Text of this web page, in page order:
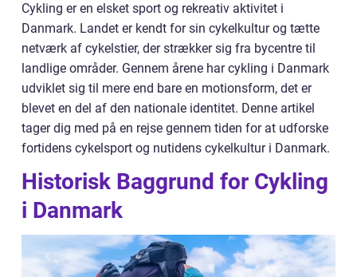
Cykling er en elsket sport og rekreativ aktivitet i
Danmark. Landet er kendt for sin cykelkultur og tætte
netværk af cykelstier, der strækker sig fra bycentre til
landlige områder. Gennem årene har cykling i Danmark
udviklet sig til mere end bare en motionsform, det er
blevet en del af den nationale identitet. Denne artikel
tager dig med på en rejse gennem tiden for at udforske
fortidens cykelsport og nutidens cykelkultur i Danmark.
Historisk Baggrund for Cykling
i Danmark